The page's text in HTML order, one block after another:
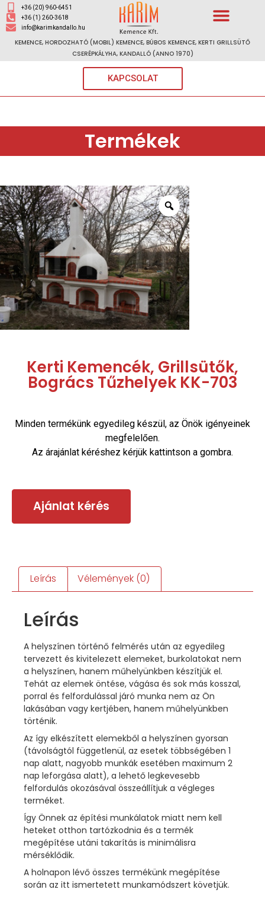
+36 (20) 960-6451
+36 (1) 260-3618
info@karimkandallo.hu
KEMENCE, HORDOZHATÓ (MOBIL) KEMENCE, BÚBOS KEMENCE, KERTI GRILLSÜTŐ
CSERÉPKÁLYHA, KANDALLÓ (ANNO 1970)
KAPCSOLAT
Termékek
Kerti Kemencék, Grillsütők,
Bogrács Tűzhelyek KK-703
Minden termékünk egyedileg készül, az Önök igényeinek
megfelelően.
Az árajánlat kéréshez kérjük kattintson a gombra.
Ajánlat kérés
Leírás Vélemények (0)
Leírás
A helyszínen történő felmérés után az egyedileg
tervezett és kivitelezett elemeket, burkolatokat nem
a helyszínen, hanem műhelyünkben készítjük el.
Tehát az elemek öntése, vágása és sok más kosszal,
porral és felfordulással járó munka nem az Ön
lakásában vagy kertjében, hanem műhelyünkben
történik.
Az így elkészített elemekből a helyszínen gyorsan
(távolságtól függetlenül, az esetek többségében 1
nap alatt, nagyobb munkák esetében maximum 2
nap leforgása alatt), a lehető legkevesebb
felfordulás okozásával összeállítjuk a végleges
terméket.
Így Önnek az építési munkálatok miatt nem kell
heteket otthon tartózkodnia és a termék
megépítése utáni takarítás is minimálisra
mérséklődik.
A holnapon lévő összes termékünk megépítése
során az itt ismertetett munkamódszert követjük.